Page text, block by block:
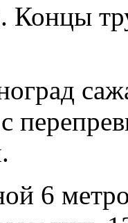
Концы
6